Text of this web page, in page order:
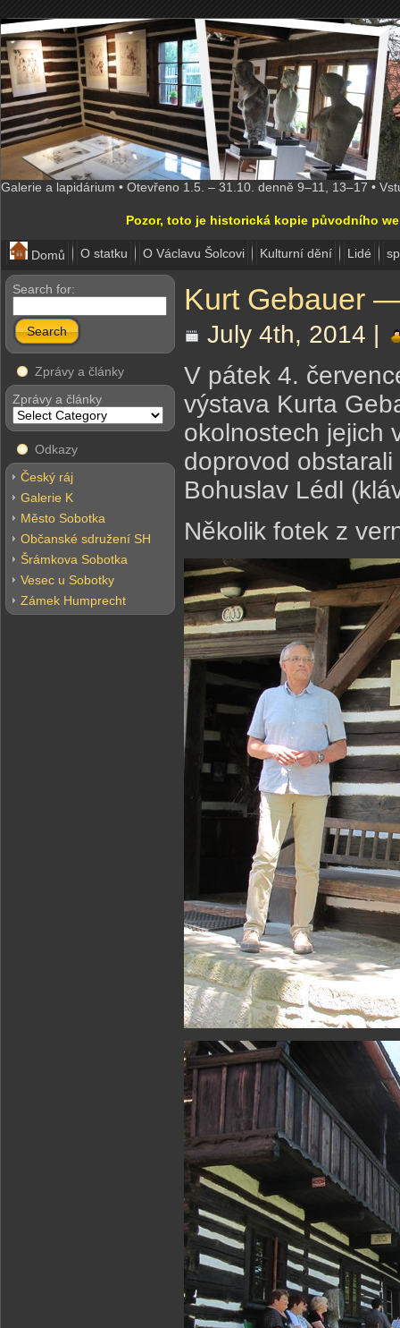
Galerie a lapidárium • Otevřeno 1.5. – 31.10. denně 9–11, 13–17 •
Pozor, toto je historická kopie původního
Domů O statku O Václavu Šolcovi Kulturní dění Lidé
Search for:
Search
Zprávy a články
Zprávy a články
Odkazy
Český ráj
Galerie K
Město Sobotka
Občanské sdružení SH
Šrámkova Sobotka
Vesec u Sobotky
Zámek Humprecht
Kurt Gebauer
July 4th, 2014 |
V pátek 4.
výstava Kurta
okolnostech jejich
doprovod
Bohuslav Lédl
Několik fotek z